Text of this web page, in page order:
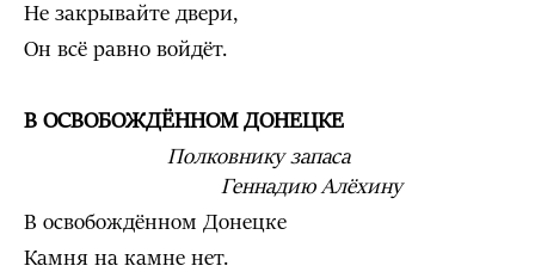
Не закрывайте двери,
Он всё равно войдёт.
В ОСВОБОЖДЁННОМ ДОНЕЦКЕ
Полковнику запаса
Геннадию Алёхину
В освобождённом Донецке
Камня на камне нет.